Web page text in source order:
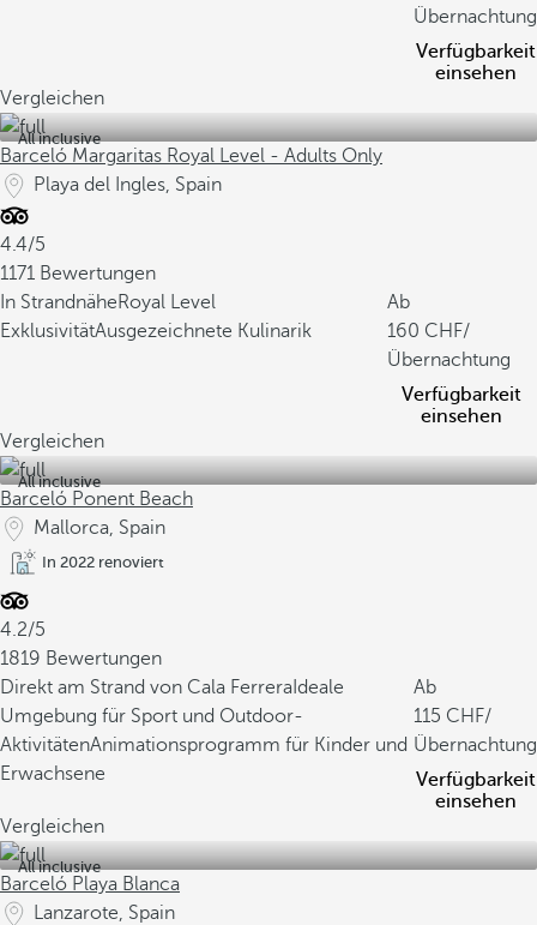
Übernachtung
Verfügbarkeit
einsehen
Vergleichen
All inclusive
Barceló Margaritas Royal Level - Adults Only
Playa del Ingles, Spain
4.4/5
1171 Bewertungen
In StrandnäheRoyal Level
ExklusivitätAusgezeichnete Kulinarik
Ab
160
/
Übernachtung
Verfügbarkeit
einsehen
Vergleichen
All inclusive
Barceló Ponent Beach
Mallorca, Spain
In 2022 renoviert
4.2/5
1819 Bewertungen
Direkt am Strand von Cala Ferrera Ideale
Umgebung für Sport und Outdoor-
AktivitätenAnimationsprogramm für Kinder und
Erwachsene
Ab
115
/
Übernachtung
Verfügbarkeit
einsehen
Vergleichen
All inclusive
Barceló Playa Blanca
Lanzarote, Spain